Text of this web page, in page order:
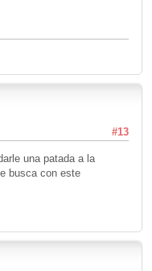
#13
una patada a la
busca con este